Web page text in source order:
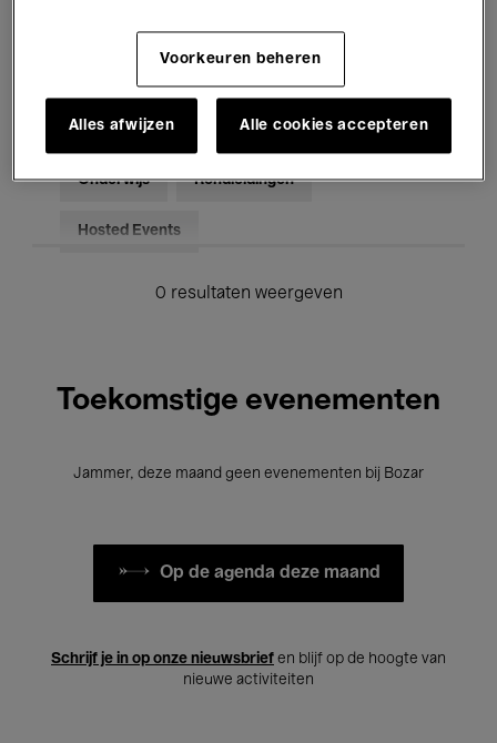
Voor iedereen Kids’ Palace
Onderwijs Rondleidingen
Hosted Events
0 resultaten weergeven
Toekomstige evenementen
Jammer, deze maand geen evenementen bij Bozar
Op de agenda deze maand
Schrijf je in op onze nieuwsbrief en blijf op de hoogte van
nieuwe activiteiten
Voorkeuren beheren
Alles afwijzen Alle cookies accepteren